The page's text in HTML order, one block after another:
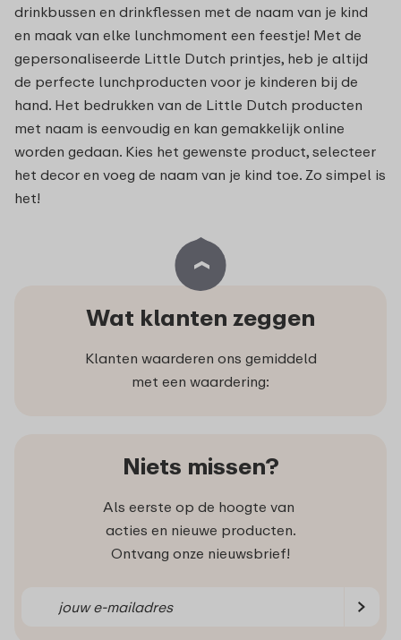
drinkbussen en drinkflessen met de naam van je kind
en maak van elke lunchmoment een feestje! Met de
gepersonaliseerde Little Dutch printjes, heb je altijd
de perfecte lunchproducten voor je kinderen bij de
hand. Het bedrukken van de Little Dutch producten
met naam is eenvoudig en kan gemakkelijk online
worden gedaan. Kies het gewenste product, selecteer
het decor en voeg de naam van je kind toe. Zo simpel is
het!
Wat klanten zeggen
Klanten waarderen ons gemiddeld
met een waardering:
Niets missen?
Als eerste op de hoogte van
acties en nieuwe producten.
Ontvang onze nieuwsbrief!